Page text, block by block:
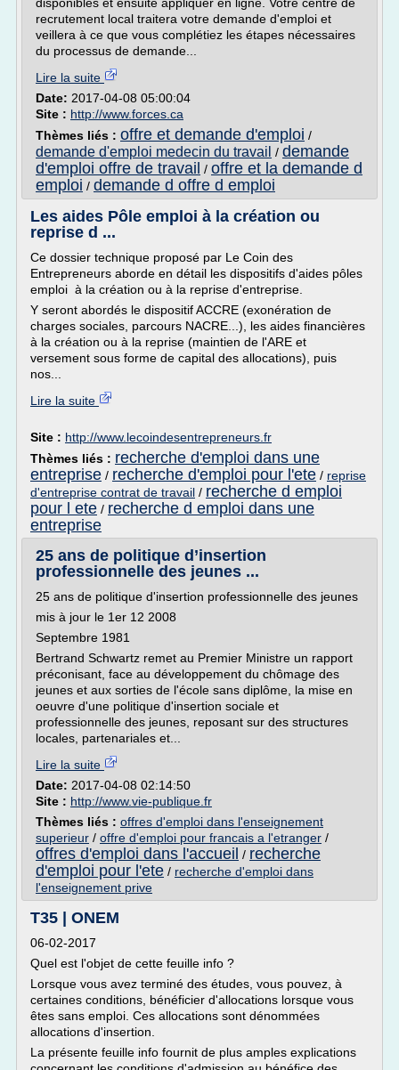
recrutement local traitera votre demande d'emploi et
veillera à ce que vous complétiez les étapes nécessaires
du processus de demande...
Lire la suite
Date: 2017-04-08 05:00:04
Site : http://www.forces.ca
Thèmes liés : offre et demande d'emploi /
demande d'emploi medecin du travail / demande
d'emploi offre de travail / offre et la demande d
emploi / demande d offre d emploi
Les aides Pôle emploi à la création ou
reprise d ...
Ce dossier technique proposé par Le Coin des
Entrepreneurs aborde en détail les dispositifs d'aides pôles
emploi à la création ou à la reprise d'entreprise.
Y seront abordés le dispositif ACCRE (exonération de
charges sociales, parcours NACRE...), les aides financières
à la création ou à la reprise (maintien de l'ARE et
versement sous forme de capital des allocations), puis
nos...
Lire la suite
Site : http://www.lecoindesentrepreneurs.fr
Thèmes liés : recherche d'emploi dans une
entreprise / recherche d'emploi pour l'ete / reprise
d'entreprise contrat de travail / recherche d emploi
pour l ete / recherche d emploi dans une
entreprise
25 ans de politique d’insertion
professionnelle des jeunes ...
25 ans de politique d'insertion professionnelle des jeunes
mis à jour le 1er 12 2008
Septembre 1981
Bertrand Schwartz remet au Premier Ministre un rapport
préconisant, face au développement du chômage des
jeunes et aux sorties de l'école sans diplôme, la mise en
oeuvre d'une politique d'insertion sociale et
professionnelle des jeunes, reposant sur des structures
locales, partenariales et...
Lire la suite
Date: 2017-04-08 02:14:50
Site : http://www.vie-publique.fr
Thèmes liés : offres d'emploi dans l'enseignement
superieur / offre d'emploi pour francais a l'etranger /
offres d'emploi dans l'accueil / recherche
d'emploi pour l'ete / recherche d'emploi dans
l'enseignement prive
T35 | ONEM
06-02-2017
Quel est l'objet de cette feuille info ?
Lorsque vous avez terminé des études, vous pouvez, à
certaines conditions, bénéficier d'allocations lorsque vous
êtes sans emploi. Ces allocations sont dénommées
allocations d'insertion.
La présente feuille info fournit de plus amples explications